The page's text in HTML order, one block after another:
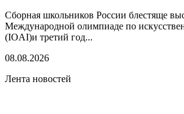
Сборная школьников России блестяще
Международной олимпиаде по
(IOAI)и третий год...
08.08.2026
Лента новостей